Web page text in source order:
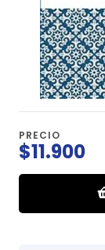
PRECIO
$11.900